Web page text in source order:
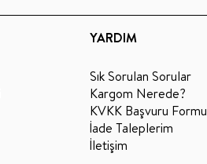
YARDIM
Sık Sorulan Sorular
Kargom Nerede?
KVKK Başvuru Formu
İade Taleplerim
İletişim